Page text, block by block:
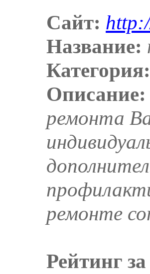
Сайт:
Название:
Категория:
Описание:
ремонта
ремонте
Рейтинг